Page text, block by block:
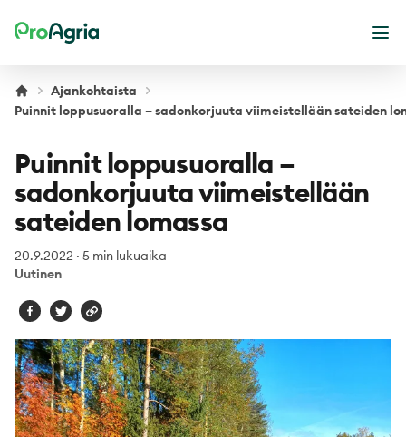
ProAgria
Ajankohtaista
Puinnit loppusuoralla – sadonkorjuuta viimeistellään sateiden
Puinnit loppusuoralla –
sadonkorjuuta viimeistellään
sateiden lomassa
20.9.2022 · 5 min lukuaika
Uutinen